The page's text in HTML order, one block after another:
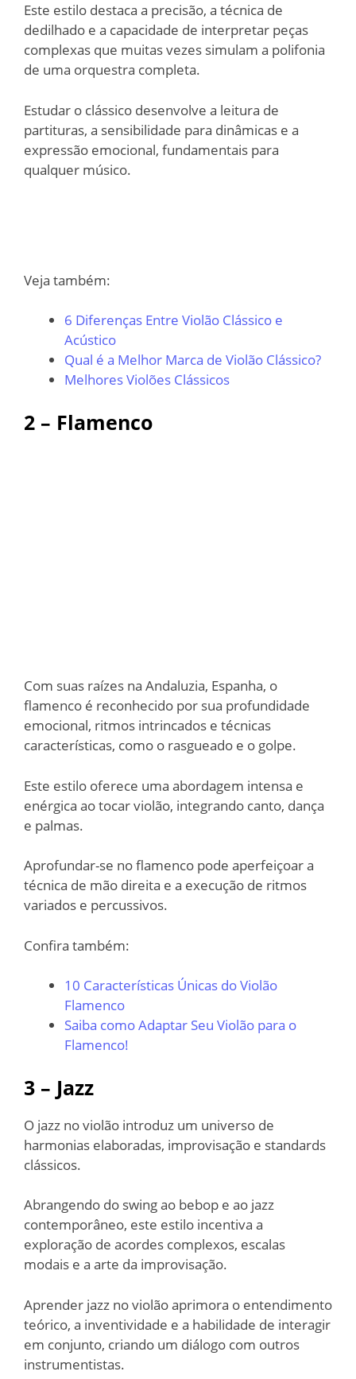
Este estilo destaca a precisão, a técnica de
dedilhado e a capacidade de interpretar peças
complexas que muitas vezes simulam a polifonia
de uma orquestra completa.
Estudar o clássico desenvolve a leitura de
partituras, a sensibilidade para dinâmicas e a
expressão emocional, fundamentais para
qualquer músico.
Veja também:
6 Diferenças Entre Violão Clássico e
Acústico
Qual é a Melhor Marca de Violão Clássico?
Melhores Violões Clássicos
2 – Flamenco
Com suas raízes na Andaluzia, Espanha, o
flamenco é reconhecido por sua profundidade
emocional, ritmos intrincados e técnicas
características, como o rasgueado e o golpe.
Este estilo oferece uma abordagem intensa e
enérgica ao tocar violão, integrando canto, dança
e palmas.
Aprofundar-se no flamenco pode aperfeiçoar a
técnica de mão direita e a execução de ritmos
variados e percussivos.
Confira também:
10 Características Únicas do Violão
Flamenco
Saiba como Adaptar Seu Violão para o
Flamenco!
3 – Jazz
O jazz no violão introduz um universo de
harmonias elaboradas, improvisação e standards
clássicos.
Abrangendo do swing ao bebop e ao jazz
contemporâneo, este estilo incentiva a
exploração de acordes complexos, escalas
modais e a arte da improvisação.
Aprender jazz no violão aprimora o entendimento
teórico, a inventividade e a habilidade de interagir
em conjunto, criando um diálogo com outros
instrumentistas.